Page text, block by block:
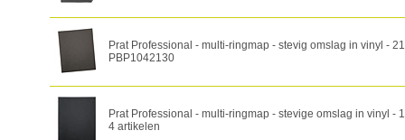
Prat Professional - multi-ringmap - stevig omslag in vinyl -
PBP1042130
Prat Professional - multi-ringmap - stevige omslag in vinyl -
4 artikelen